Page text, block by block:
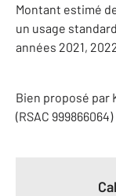
Montant estimé
un usage
années 2021,
Bien proposé par
(RSAC 999866064)